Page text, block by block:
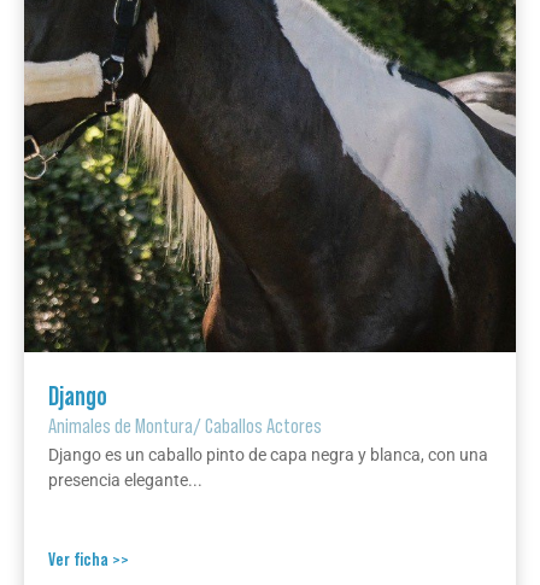
Django
Animales de Montura/Caballos Actores
Django es un caballo pinto de capa negra y blanca, con una
presencia elegante...
Ver ficha >>